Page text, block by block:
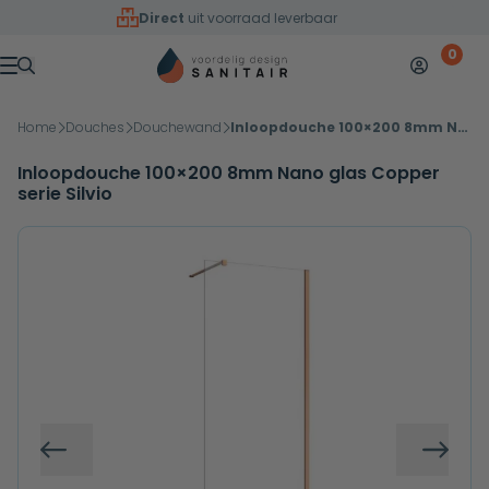
Overslaan naar inhoud
Direct uit voorraad leverbaar
Menu
Mijn 0
Home Douches Douchewand Inloopdouche 100×200 8mm Nano glas Copper serie Silvio
Inloopdouche 100×200 8mm Nano glas Copper
serie Silvio
Vorige